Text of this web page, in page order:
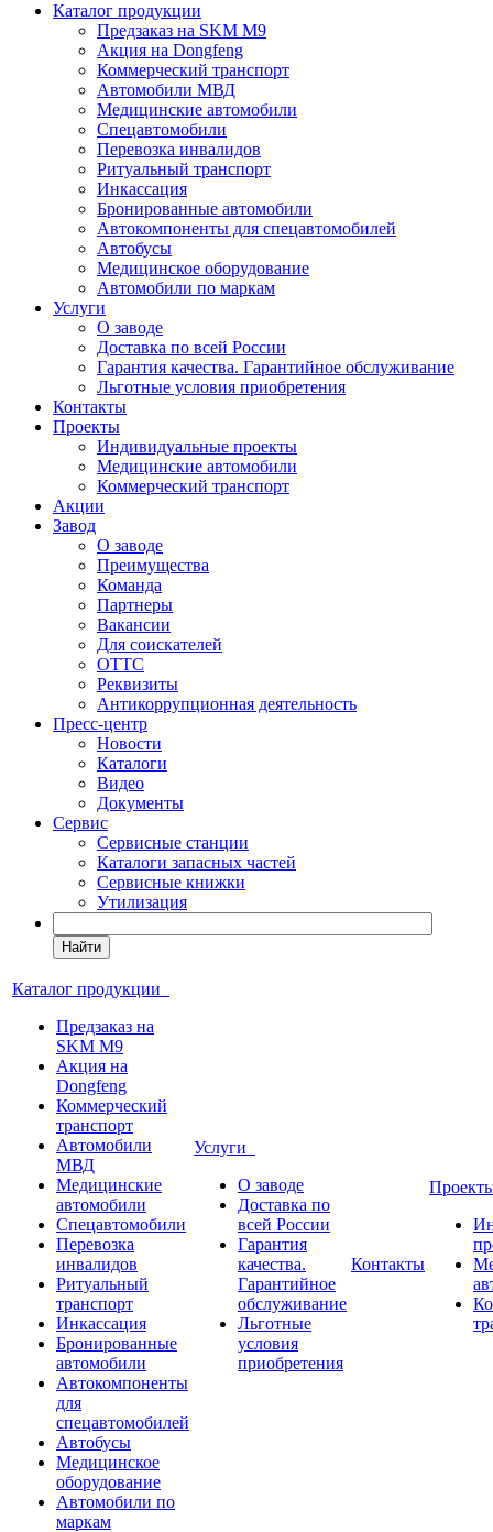
Каталог продукции
Предзаказ на SKM M9
Акция на Dongfeng
Коммерческий транспорт
Автомобили МВД
Медицинские автомобили
Спецавтомобили
Перевозка инвалидов
Ритуальный транспорт
Инкассация
Бронированные автомобили
Автокомпоненты для спецавтомобилей
Автобусы
Медицинское оборудование
Автомобили по маркам
Услуги
О заводе
Доставка по всей России
Гарантия качества. Гарантийное обслуживание
Льготные условия приобретения
Контакты
Проекты
Индивидуальные проекты
Медицинские автомобили
Коммерческий транспорт
Акции
Завод
О заводе
Преимущества
Команда
Партнеры
Вакансии
Для соискателей
ОТТС
Реквизиты
Антикоррупционная деятельность
Пресс-центр
Новости
Каталоги
Видео
Документы
Сервис
Сервисные станции
Каталоги запасных частей
Сервисные книжки
Утилизация
Найти
Каталог продукции
Предзаказ на
SKM M9
Акция на
Dongfeng
Коммерческий
транспорт
Автомобили
МВД
Медицинские
автомобили
Спецавтомобили
Перевозка
инвалидов
Ритуальный
транспорт
Инкассация
Бронированные
автомобили
Автокомпоненты
для
спецавтомобилей
Автобусы
Медицинское
оборудование
Автомобили по
маркам
Услуги
О заводе
Доставка по
всей России
Гарантия
качества.
Гарантийное
обслуживание
Льготные
условия
приобретения
Контакты